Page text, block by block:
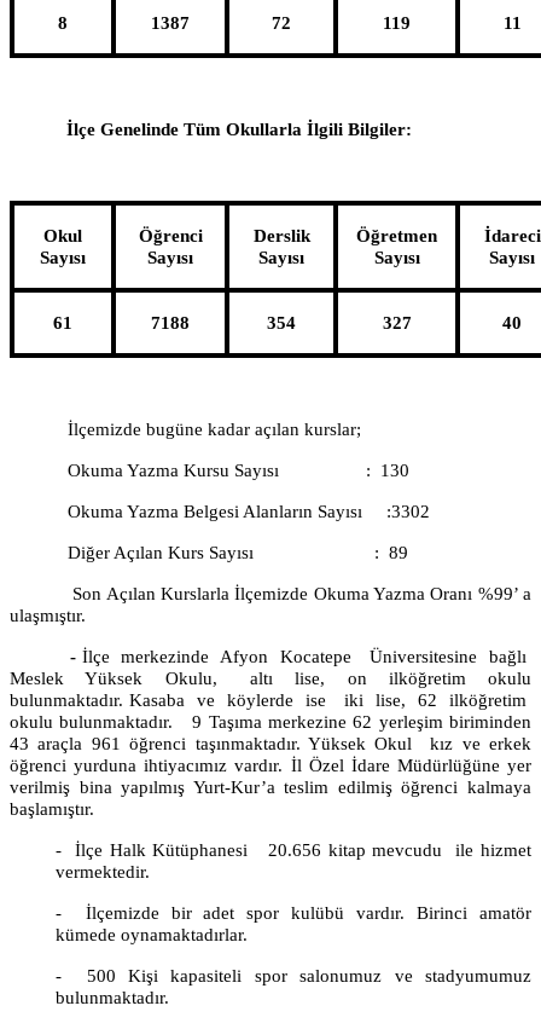
8 1387 72 119 11
İlçe Genelinde Tüm Okullarla İlgili Bilgiler:
Okul
Sayısı
Öğrenci
Sayısı
Derslik
Sayısı
Öğretmen
Sayısı
İdareci
Sayısı
61 7188 354 327 40
İlçemizde bugüne kadar açılan kurslar;
Okuma Yazma Kursu Sayısı : 130
Okuma Yazma Belgesi Alanların Sayısı :3302
Diğer Açılan Kurs Sayısı : 89
Son Açılan Kurslarla İlçemizde Okuma Yazma Oranı %99’ a
ulaşmıştır.
-İlçe merkezinde Afyon Kocatepe Üniversitesine
bağlı
Meslek
Yüksek Okulu, altı lise, on ilköğretim
okulu
bulunmaktadır. Kasaba
ve köylerde ise iki lise, 62
ilköğretim
okulu bulunmaktadır.
9 Taşıma merkezine 62 yerleşim biriminden
43 araçla 961 öğrenci taşınmaktadır. Yüksek Okul
kız ve erkek
öğrenci yurduna ihtiyacımız vardır. İl Özel İdare Müdürlüğüne yer
verilmiş bina yapılmış Yurt-Kur’a teslim edilmiş öğrenci kalmaya
başlamıştır.
- İlçe Halk Kütüphanesi 20.656 kitap mevcudu
ile hizmet
vermektedir.
-
İlçemizde bir adet spor kulübü vardır. Birinci amatör
kümede oynamaktadırlar.
-
500 Kişi kapasiteli spor salonumuz ve stadyumumuz
bulunmaktadır.